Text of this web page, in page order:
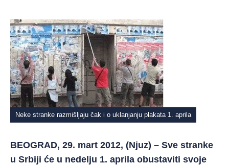
Neke stranke razmišljaju čak i o uklanjanju plakata 1. aprila
BEOGRAD, 29. mart 2012, (Njuz) – Sve stranke
u Srbiji će u nedelju 1. aprila obustaviti svoje